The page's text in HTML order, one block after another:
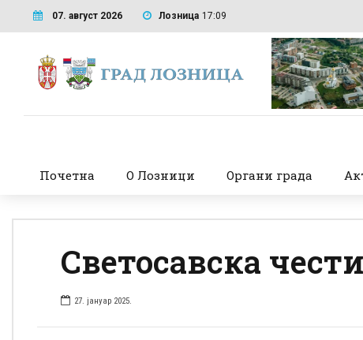
07. август 2026 Лозница 17:09
Почетна О Лозници Органи града
Светосавска
27. јануар 2025.